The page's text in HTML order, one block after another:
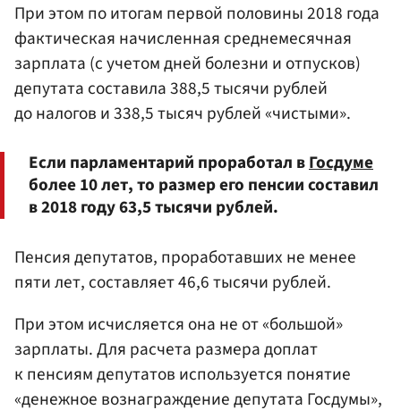
При этом по итогам первой половины 2018 года
фактическая начисленная среднемесячная
зарплата (с учетом дней болезни и отпусков)
депутата составила 388,5 тысячи рублей
до налогов и 338,5 тысяч рублей «чистыми».
Если парламентарий проработал вГосдуме
более 10 лет, то размер его пенсии составил
в 2018 году 63,5 тысячи рублей.
Пенсия депутатов, проработавших не менее
пяти лет, составляет 46,6 тысячи рублей.
При этом исчисляется она не от «большой»
зарплаты. Для расчета размера доплат
к пенсиям депутатов используется понятие
«денежное вознаграждение депутата Госдумы»,